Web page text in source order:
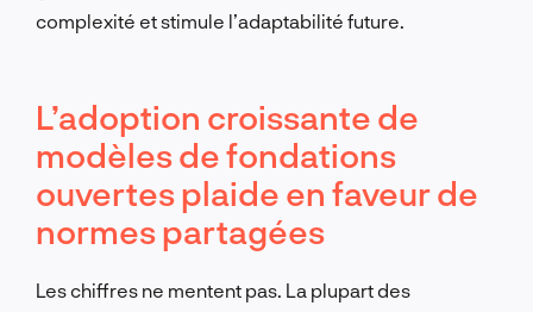
complexité et stimule l’adaptabilité future.
L’adoption croissante de
modèles de fondations
ouvertes plaide en faveur de
normes partagées
Les chiffres ne mentent pas. La plupart des